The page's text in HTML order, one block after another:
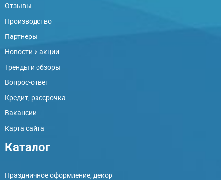
Отзывы
Производство
Партнеры
Новости и акции
Тренды и обзоры
Вопрос-ответ
Кредит, рассрочка
Вакансии
Карта сайта
Каталог
Праздничное оформление, декор